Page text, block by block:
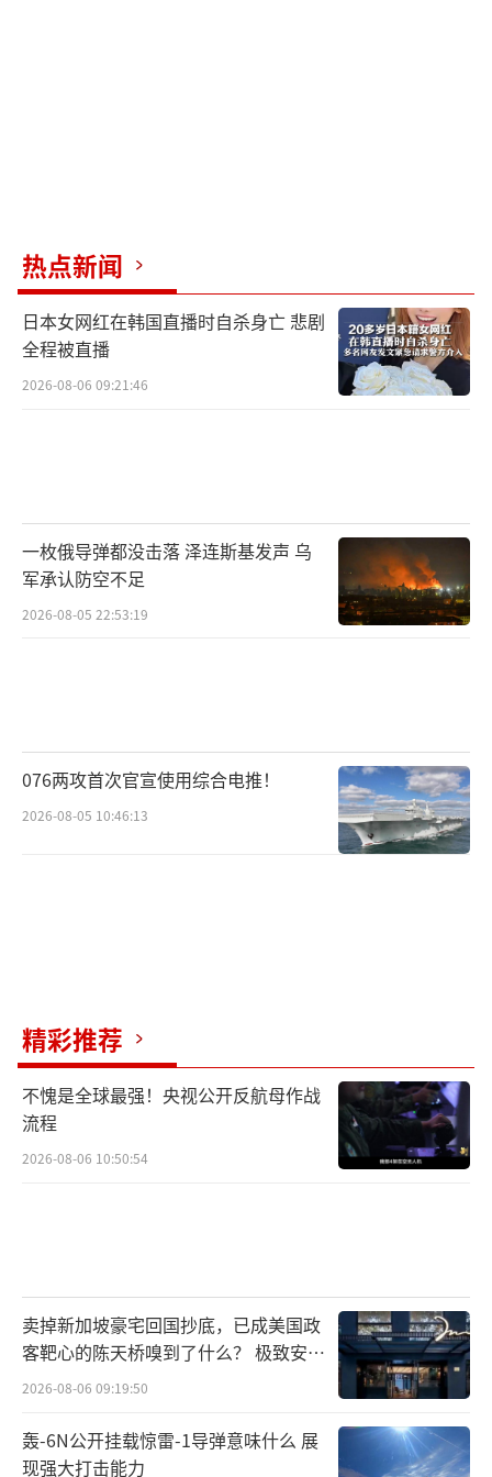
热点新闻
日本女网红在韩国直播时自杀身亡 悲剧
全程被直播
2026-08-06 09:21:46
一枚俄导弹都没击落 泽连斯基发声 乌
军承认防空不足
2026-08-05 22:53:19
076两攻首次官宣使用综合电推！
2026-08-05 10:46:13
精彩推荐
不愧是全球最强！央视公开反航母作战
流程
2026-08-06 10:50:54
卖掉新加坡豪宅回国抄底，已成美国政
客靶心的陈天桥嗅到了什么？ 极致安全
的追寻
2026-08-06 09:19:50
轰-6N公开挂载惊雷-1导弹意味什么 展
现强大打击能力